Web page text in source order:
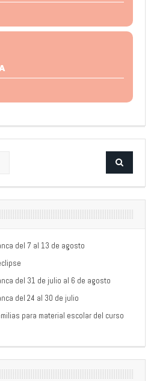
del 7 al 13 de agosto
del 31 de julio al 6 de agosto
del 24 al 30 de julio
para material escolar del curso